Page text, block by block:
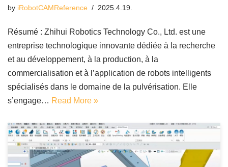
by iRobotCAMReference 2025.4.19.
Résumé : Zhihui Robotics Technology Co., Ltd. est une
entreprise technologique innovante dédiée à la recherche
et au développement, à la production, à la
commercialisation et à l’application de robots intelligents
spécialisés dans le domaine de la pulvérisation. Elle
s’engage… Read More »